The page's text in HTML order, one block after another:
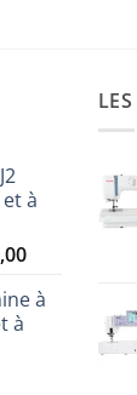
à
Le
actuel
€ 8.349,00.
à
à